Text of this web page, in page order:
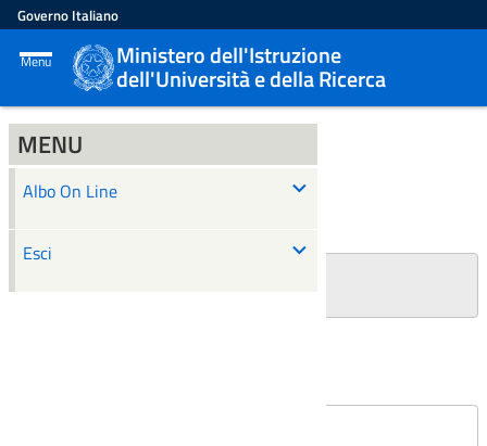
Governo Italiano
Menu Ministero dell'Istruzione
dell'Università e della Ricerca
MENU
Albo On Line
Esci
ALBO ON LINE
Ricerca